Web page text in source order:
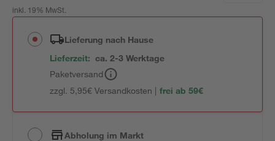
inkl. 19% MwSt.
Lieferung nach Hause
Lieferzeit: ca. 2-3 Werktage
Paketversand
zzgl. 5,95€ Versandkosten | frei ab 59€
Abholung im Markt